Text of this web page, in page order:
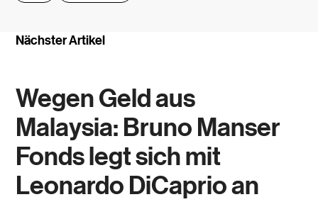
Nächster Artikel
Wegen Geld aus
Malaysia: Bruno Manser
Fonds legt sich mit
Leonardo DiCaprio an